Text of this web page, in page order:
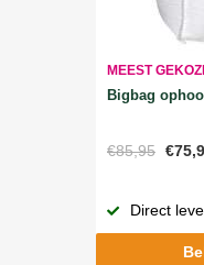
MEEST
Bigbag
€85,95
Direct